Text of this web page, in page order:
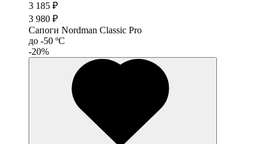
3 185 ₽
3 980 ₽
Сапоги Nordman Classic Pro
до -50 ºС
-20%